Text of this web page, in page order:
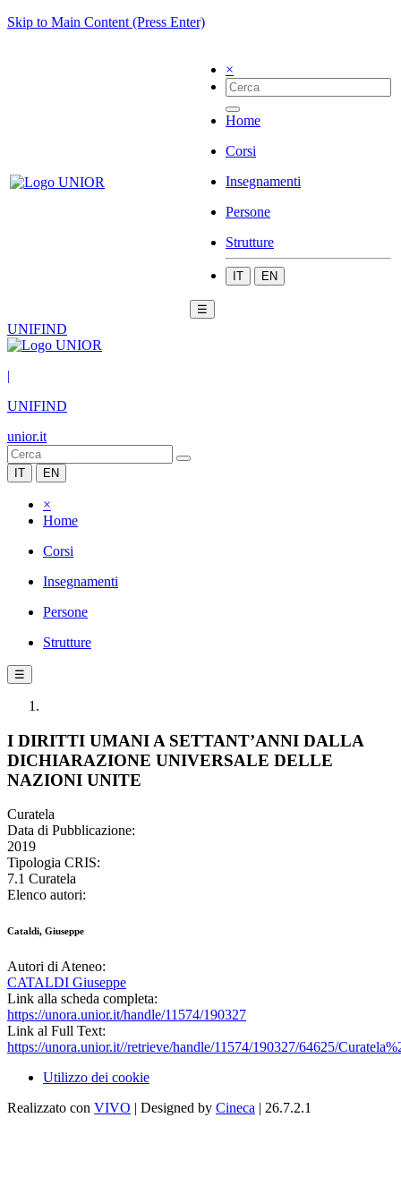
Skip to Main Content (Press Enter)
×
Home
Corsi
Insegnamenti
Persone
Strutture
IT EN
☰
UNIFIND
|
UNIFIND
unior.it
IT EN
×
Home
Corsi
Insegnamenti
Persone
Strutture
☰
I DIRITTI UMANI A SETTANT’ANNI DALLA
DICHIARAZIONE UNIVERSALE DELLE
NAZIONI UNITE
Curatela
Data di Pubblicazione:
2019
Tipologia CRIS:
7.1 Curatela
Elenco autori:
Cataldi, Giuseppe
Autori di Ateneo:
CATALDI Giuseppe
Link alla scheda completa:
https://unora.unior.it/handle/11574/190327
Link al Full Text:
https://unora.unior.it//retrieve/handle/11574/190327/64625/
Utilizzo dei cookie
Realizzato con VIVO | Designed by Cineca | 26.7.2.1